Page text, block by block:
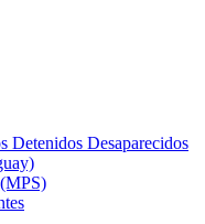
Detenidos Desaparecidos